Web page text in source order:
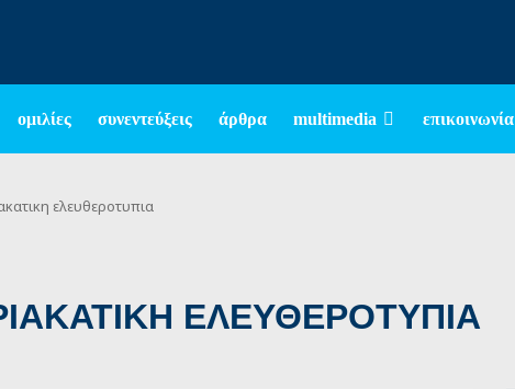
ομιλίες συνεντεύξεις άρθρα multimedia επικοινωνία
ελευθεροτυπια
ΕΛΕΥΘΕΡΟΤΥΠΙΑ